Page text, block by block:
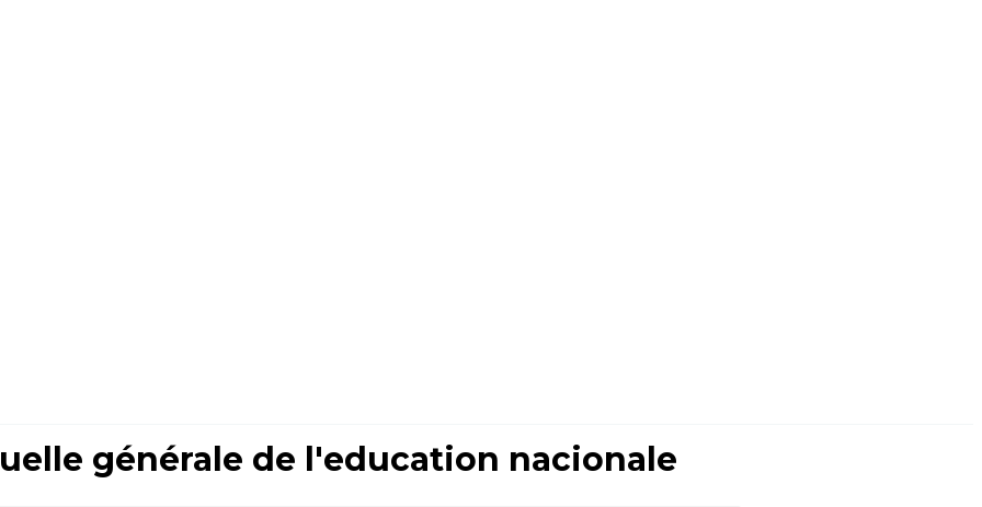
générale de l'education nacionale